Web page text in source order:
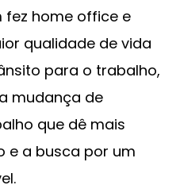
fez home office e
qualidade de vida
para o trabalho,
mudança de
que dê mais
e a busca por um